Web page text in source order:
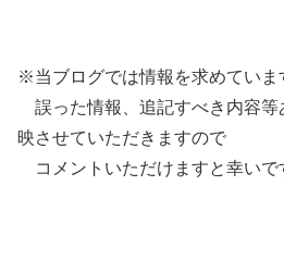
※当ブログでは情報を求めていま
誤った情報、追記すべき内容等
映させていただきますので
コメントいただけますと幸いで